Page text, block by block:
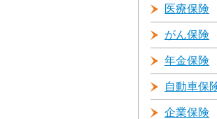
医療保険
がん保険
年金保険
自動車保
企業保険